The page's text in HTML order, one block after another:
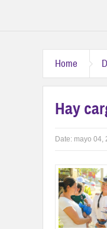
Home
Hay
Date: mayo 04,